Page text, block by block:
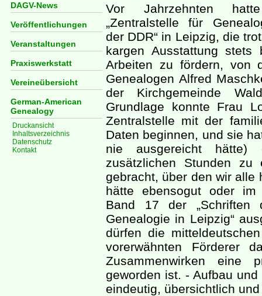
DAGV-News
Veröffentlichungen
Veranstaltungen
Praxiswerkstatt
Vereineübersicht
German-American
Genealogy
Druckansicht
Inhaltsverzeichnis
Datenschutz
Kontakt
Vor Jahrzehnten
„Zentralstelle für
der DDR“ in Leipzig, die
kargen Ausstattung stets
Arbeiten zu fördern, von
Genealogen Alfred
der Kirchgemeinde
Grundlage konnte Frau
Zentralstelle mit der
Daten beginnen, und sie
nie ausgereicht hätte)
zusätzlichen Stunden zu
gebracht, über den wir alle
hätte ebensogut oder
Band 17 der „Schriften
Genealogie in Leipzig“
dürfen die
vorerwähnten Förderer
Zusammenwirken eine
geworden ist. - Aufbau
eindeutig, übersichtlich